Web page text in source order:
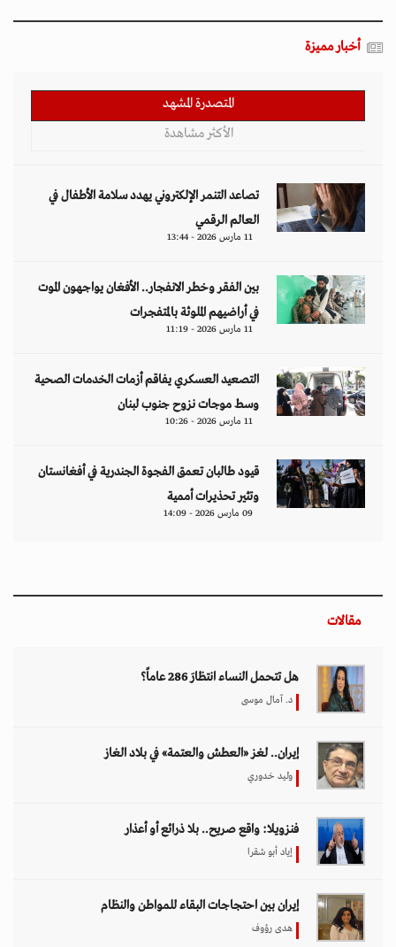
أخبار مميزة
المتصدرة المشهد
الأكثر مشاهدة
تصاعد التنمر الإلكتروني يهدد سلامة الأطفال في
العالم الرقمي
11 مارس 2026 - 13:44
بين الفقر وخطر الانفجار.. الأفغان يواجهون الموت
في أراضيهم الملوثة بالمتفجرات
11 مارس 2026 - 11:19
التصعيد العسكري يفاقم أزمات الخدمات الصحية
وسط موجات نزوح جنوب لبنان
11 مارس 2026 - 10:26
قيود طالبان تعمق الفجوة الجندرية في أفغانستان
وتثير تحذيرات أممية
09 مارس 2026 - 14:09
مقالات
هل تتحمل النساء انتظارَ 286 عاماً؟
د. آمال موسى
إيران.. لغز «العطش والعتمة» في بلاد الغاز
وليد خدوري
فنزويلا: واقع صريح.. بلا ذرائع أو أعذار
إياد أبو شقرا
إيران بين احتجاجات البقاء للمواطن والنظام
هدى رؤوف